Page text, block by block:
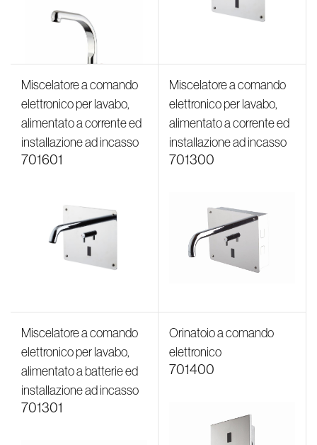
Miscelatore a comando
elettronico per lavabo,
alimentato a corrente ed
installazione ad incasso
701601
Miscelatore a comando
elettronico per lavabo,
alimentato a corrente ed
installazione ad incasso
701300
Miscelatore a comando
elettronico per lavabo,
alimentato a batterie ed
installazione ad incasso
701301
Orinatoio a comando
elettronico
701400